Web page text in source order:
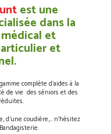
est une
dans la
et
et
complète d’aides à la
de vie des séniors et des
d’une coudière,… n’hésitez